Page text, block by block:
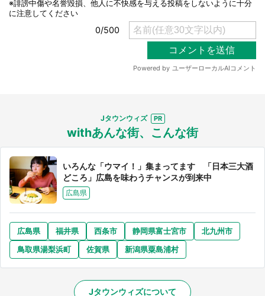
Jタウンウィズ
withあんな街、こんな街
いろんな「ウマイ！」集まってます 「日本三大酒
どころ」広島を味わうチャンスが到来中
広島県
広島県 福井県 西条市 静岡県富士宮市
北九州市
鳥取県湯梨浜町
佐賀県 新潟県粟島浦村
Jタウンウィズについて